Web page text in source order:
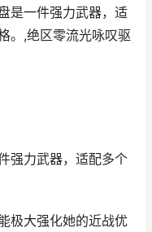
是一件强力武器，适
。,绝区零流光咏叹驱
强力武器，适配多个
极大强化她的近战优